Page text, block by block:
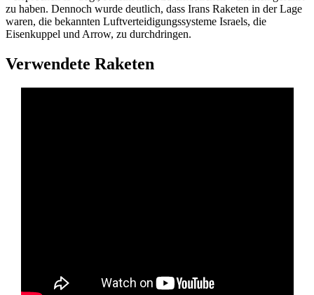
zu haben. Dennoch wurde deutlich, dass Irans Raketen in der Lage
waren, die bekannten Luftverteidigungssysteme Israels, die
Eisenkuppel und Arrow, zu durchdringen.
Verwendete Raketen